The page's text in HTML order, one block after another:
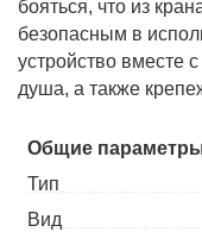
бояться, что из
безопасным в
устройство вместе
душа, а также
Общие
Тип
Вид